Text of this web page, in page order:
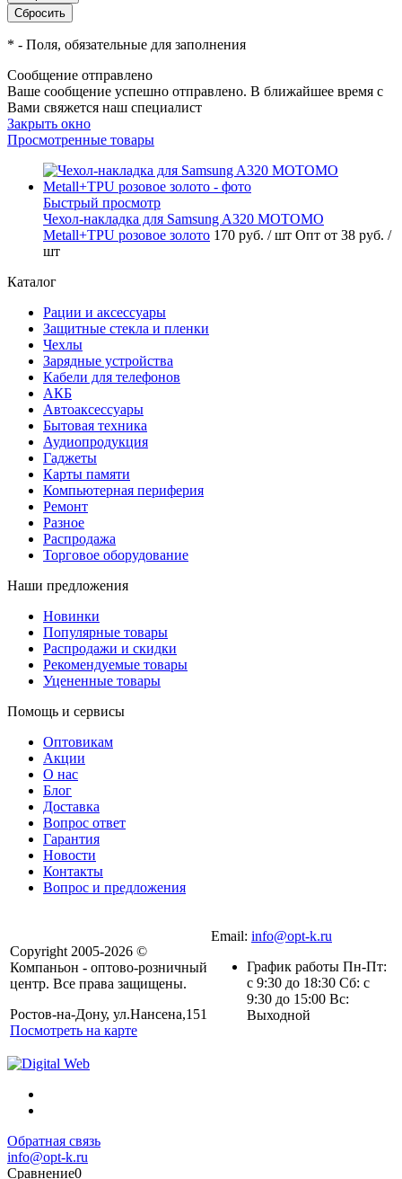
* - Поля, обязательные для заполнения
Сообщение отправлено
Ваше сообщение успешно отправлено. В ближайшее время с
Вами свяжется наш специалист
Закрыть окно
Просмотренные товары
Быстрый просмотр
Чехол-накладка для Samsung A320 MOTOMO
Metall+TPU розовое золото 170 руб. / шт Опт от 38 руб. /
шт
Каталог
Рации и аксессуары
Защитные стекла и пленки
Чехлы
Зарядные устройства
Кабели для телефонов
АКБ
Автоаксессуары
Бытовая техника
Аудиопродукция
Гаджеты
Карты памяти
Компьютерная периферия
Ремонт
Разное
Распродажа
Торговое оборудование
Наши предложения
Новинки
Популярные товары
Распродажи и скидки
Рекомендуемые товары
Уцененные товары
Помощь и сервисы
Оптовикам
Акции
О нас
Блог
Доставка
Вопрос ответ
Гарантия
Новости
Контакты
Вопрос и предложения
Copyright 2005-2026 ©
Компаньон - оптово-розничный
центр. Все права защищены.
Ростов-на-Дону, ул.Нансена,151
Посмотреть на карте
Email: info@opt-k.ru
График работы Пн-Пт:
с 9:30 до 18:30 Сб: с
9:30 до 15:00 Вс:
Выходной
Обратная связь
info@opt-k.ru
Сравнение0